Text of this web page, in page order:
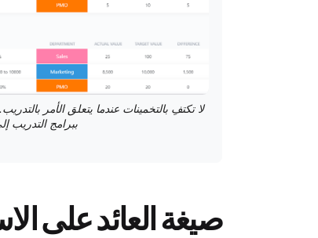
ببرامج التدريب
صيغة العائد على